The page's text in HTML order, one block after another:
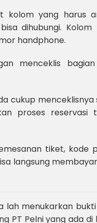
kolom yang harus
dihubungi.
handphone.
menceklis
cukup menceklisnya
proses reservasi
tiket, kode
langsung
lah menukarkan
Pelni yang ada di